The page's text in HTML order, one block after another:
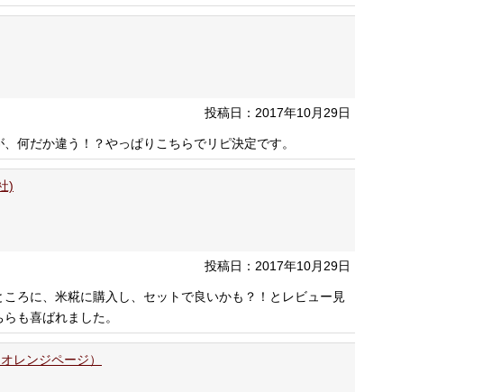
投稿日：2017年10月29日
何だか違う！？やっぱりこちらでリピ決定です。
)
投稿日：2017年10月29日
ろに、米糀に購入し、セットで良いかも？！とレビュー見
も喜ばれました。
レンジページ）